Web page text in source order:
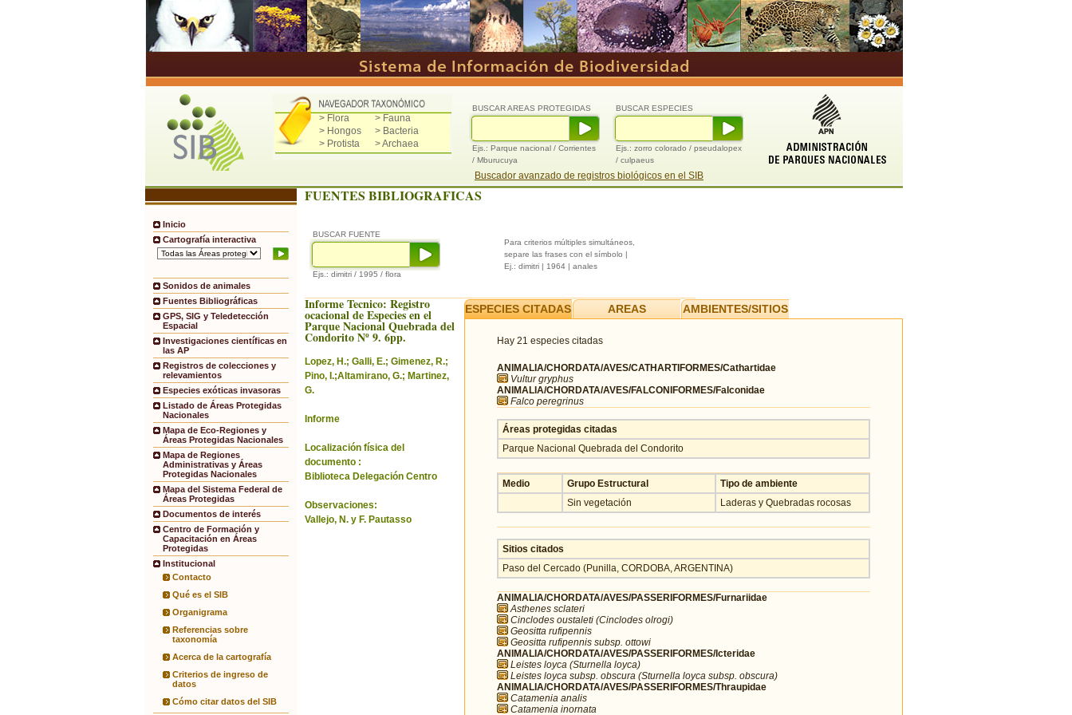
> Flora
> Fauna
> Hongos
> Bacteria
> Protista
> Archaea
BUSCAR ESPECIES
Ejs.: zorro colorado / pseudalopex
/ culpaeus
BUSCAR AREAS PROTEGIDAS
Ejs.: Parque nacional / Corrientes
/ Mburucuya
Buscador avanzado de registros biológicos en el SIB
Inicio
Cartografía interactiva
Sonidos de animales
Fuentes Bibliográficas
GPS, SIG y Teledetección
Espacial
Investigaciones científicas en
las AP
Registros de colecciones y
relevamientos
Especies exóticas invasoras
Listado de Áreas Protegidas
Nacionales
Mapa de Eco-Regiones y
Áreas Protegidas Nacionales
Mapa de Regiones
Administrativas y Áreas
Protegidas Nacionales
Mapa del Sistema Federal de
Áreas Protegidas
Documentos de interés
Centro de Formación y
Capacitación en Áreas
Protegidas
Institucional
Contacto
Qué es el SIB
Organigrama
Referencias sobre
taxonomía
Acerca de la cartografía
Criterios de ingreso de
datos
Cómo citar datos del SIB
FUENTES BIBLIOGRAFICAS
BUSCAR FUENTE
Ejs.: dimitri / 1995 / flora
Para criterios múltiples simultáneos,
separe las frases con el símbolo |
Ej.: dimitri | 1964 | anales
Informe Tecnico: Registro
ocacional de Especies en el
Parque Nacional Quebrada del
Condorito Nº 9. 6pp.
Lopez, H.; Galli, E.; Gimenez, R.;
Pino, I.;Altamirano, G.; Martinez,
G.
Informe
Localización física del
documento :
Biblioteca Delegación Centro
Observaciones:
Vallejo, N. y F. Pautasso
ESPECIES CITADAS AREAS AMBIENTES/SITIOS
Hay 21 especies citadas
ANIMALIA/CHORDATA/AVES/CATHARTIFORMES/Cathartidae
Vultur gryphus
ANIMALIA/CHORDATA/AVES/FALCONIFORMES/Falconidae
Falco peregrinus
Áreas protegidas citadas
Parque Nacional Quebrada del Condorito
Medio Grupo Estructural
Tipo de ambiente
Sin vegetación
Laderas y Quebradas rocosas
Sitios citados
Paso del Cercado (Punilla, CORDOBA, ARGENTINA)
ANIMALIA/CHORDATA/AVES/PASSERIFORMES/Furnariidae
Asthenes sclateri
Cinclodes oustaleti (Cinclodes olrogi)
Geositta rufipennis
Geositta rufipennis subsp. ottowi
ANIMALIA/CHORDATA/AVES/PASSERIFORMES/Icteridae
Leistes loyca (Sturnella loyca)
Leistes loyca subsp. obscura (Sturnella loyca subsp. obscura)
ANIMALIA/CHORDATA/AVES/PASSERIFORMES/Thraupidae
Catamenia analis
Catamenia inornata